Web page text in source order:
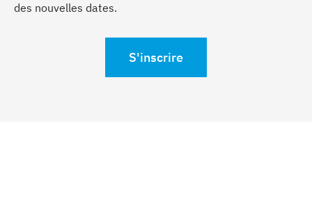
des nouvelles dates.
S'inscrire